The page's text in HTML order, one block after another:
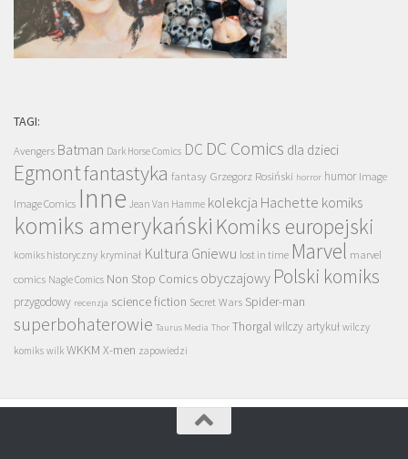
TAGI:
Avengers Batman Dark Horse Comics DC DC Comics dla dzieci
Egmontfantastyka fantasy Grzegorz Rosiński horror humor Image
Image Comics Inne Jean Van Hamme kolekcja Hachette komiks
komiks amerykański Komiks europejski
komiks historyczny kryminał Kultura Gniewu lost in time Marvel marvel
comics Nagle Comics Non Stop Comics obyczajowy Polski komiks
przygodowy recenzja science fiction Secret Wars Spider-man
superbohaterowie Taurus Media Thor Thorgal wilczy artykuł wilczy
komiks wilk WKKM X-men zapowiedzi